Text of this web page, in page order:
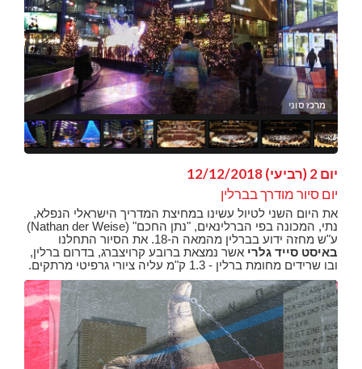
מרכז סוני
יום 2 (רביעי) 12/12/2018
יום סיור מודרך בברלין
את היום השני לטיול עשינו במחיצת המדריך הישראלי הנפלא,
נתי, המכונה בפי הברלינאים, "נתן החכם" (Nathan der Weise)
ע"ש מחזה ידוע בברלין מהמאה ה-18. את הסיור התחלנו
באיסט סייד גלרי אשר נמצאת ברובע קרויצברג, בדרום ברלין,
ובו שרידים מחומת ברלין - 1.3 ק"מ עליה ציורי גרפיטי מרתקים.